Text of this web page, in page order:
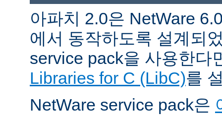
아파치 2.0은 NetWare
에서 동작하도록 설계되
service pack을 사용한다
Libraries for C (LibC)를
NetWare service pack은